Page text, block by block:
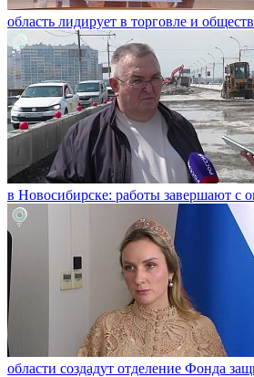
область лидирует в торговле и
в Новосибирске: работы завершают с
области создадут отделение Фонда